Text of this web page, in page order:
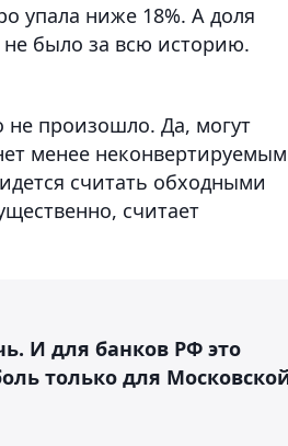
упала ниже 18%. А доля
не было за всю историю.
не произошло. Да, могут
менее неконвертируемым
считать обходными
считает
И для банков РФ это
только для